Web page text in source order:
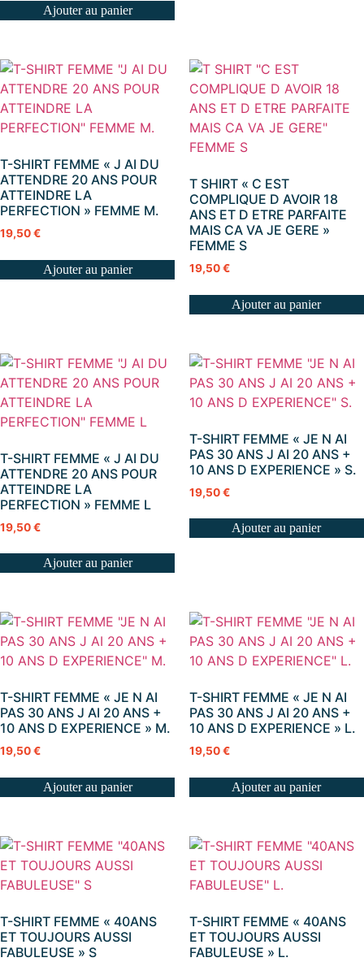
Ajouter au panier
T-SHIRT FEMME « J AI DU
ATTENDRE 20 ANS POUR
ATTEINDRE LA
PERFECTION » FEMME M.
19,50€
Ajouter au panier
T SHIRT « C EST
COMPLIQUE D AVOIR 18
ANS ET D ETRE PARFAITE
MAIS CA VA JE GERE »
FEMME S
19,50€
Ajouter au panier
T-SHIRT FEMME « J AI DU
ATTENDRE 20 ANS POUR
ATTEINDRE LA
PERFECTION » FEMME L
19,50€
Ajouter au panier
T-SHIRT FEMME « JE N AI
PAS 30 ANS J AI 20 ANS +
10 ANS D EXPERIENCE » S.
19,50€
Ajouter au panier
T-SHIRT FEMME « JE N AI
PAS 30 ANS J AI 20 ANS +
10 ANS D EXPERIENCE » M.
19,50€
Ajouter au panier
T-SHIRT FEMME « JE N AI
PAS 30 ANS J AI 20 ANS +
10 ANS D EXPERIENCE » L.
19,50€
Ajouter au panier
T-SHIRT FEMME « 40ANS
ET TOUJOURS AUSSI
FABULEUSE » S
T-SHIRT FEMME « 40ANS
ET TOUJOURS AUSSI
FABULEUSE » L.